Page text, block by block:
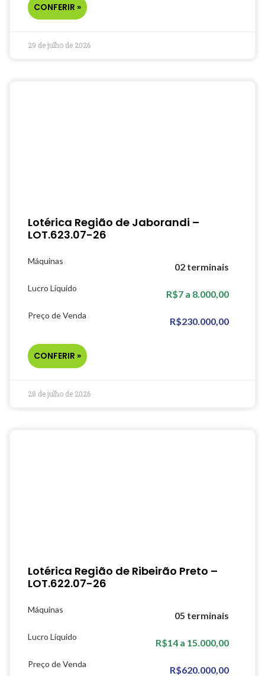
CONFERIR »
29 de julho de 2026
Lotérica Região de Jaborandi –
LOT.623.07-26
Máquinas
02 terminais
Lucro Líquido
R$7 a 8.000,00
Preço de Venda
R$230.000,00
CONFERIR »
28 de julho de 2026
Lotérica Região de Ribeirão Preto –
LOT.622.07-26
Máquinas
05 terminais
Lucro Líquido
R$14 a 15.000,00
Preço de Venda
R$620.000,00